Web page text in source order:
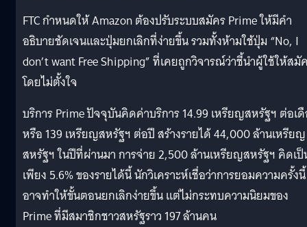
FTC กำหนดให้ Amazon ต้องปรับระบบสมัคร Prime ให้มีคำ
อธิบายชัดเจนและปุ่มยกเลิกที่ง่ายขึ้น รวมทั้งห้ามใช้ปุ่ม “No, I
don’t want Free Shipping” ที่เคยถูกวิจารณ์ว่าชี้นำผู้ใช้ให้สมั
โดยไม่ตั้งใจ
บริการ Prime ปัจจุบันคิดค่าบริการ 14.99 เหรียญสหรัฐฯ ต่อเ
หรือ 139 เหรียญสหรัฐฯ ต่อปี สร้างรายได้ 44,000 ล้านเหรียญ
สหรัฐฯ ในปีที่ผ่านมา การจ่าย 2,500 ล้านเหรียญสหรัฐฯ คิดเ
เพียง 5.6% ของรายได้นี้ นักวิเคราะห์เชื่อว่าการยอมความครั้งนี้
อาจทำให้ขั้นตอนยกเลิกง่ายขึ้น แต่ไม่กระทบความนิยมของ
Prime ที่มีสมาชิกชาวสหรัฐราว 197 ล้านคน